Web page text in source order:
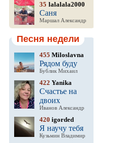
35 lalalala2000
Саня
Маршал Александр
Песня недели
455 Miloslavna
Рядом буду
Бублик Михаил
422 Yanika
Счастье на
двоих
Иванов Александр
420 igorded
Я научу тебя
Кузьмин Владимир